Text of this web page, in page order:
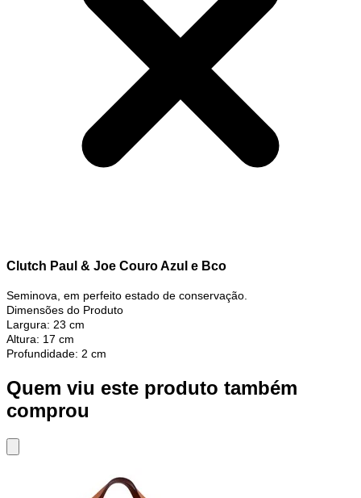
Clutch Paul & Joe Couro Azul e Bco
Seminova, em perfeito estado de conservação.
Dimensões do Produto
Largura: 23 cm
Altura: 17 cm
Profundidade: 2 cm
Quem viu este produto também
comprou